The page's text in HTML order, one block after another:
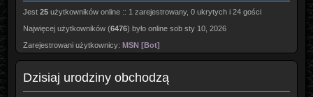
Jest 25użytkowników online :: 1 zarejestrowany, 0 ukrytych i 24 gości
Najwięcej użytkowników (6476) było online sob sty 10, 2026
Zarejestrowani użytkownicy: MSN [Bot]
Dzisiaj urodziny obchodzą